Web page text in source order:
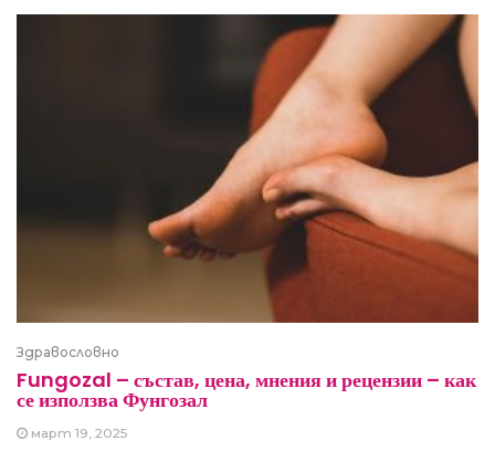
Здравословно
Fungozal – състав, цена, мнения и рецензии – как
се използва Фунгозал
март 19, 2025